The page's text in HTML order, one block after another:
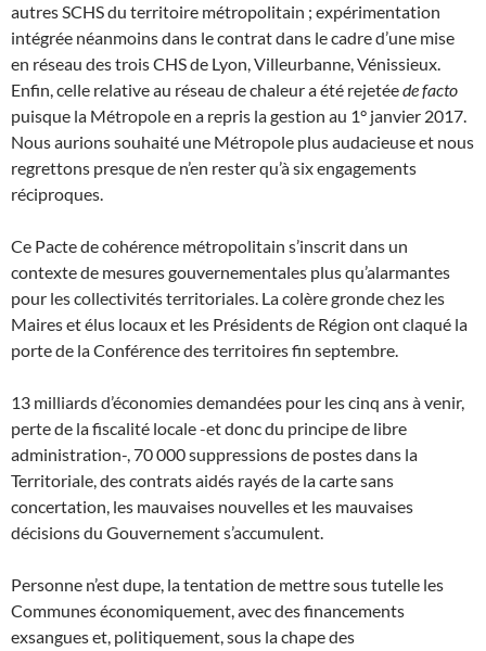
autres SCHS du territoire métropolitain ; expérimentation
intégrée néanmoins dans le contrat dans le cadre d’une mise
en réseau des trois CHS de Lyon, Villeurbanne, Vénissieux.
Enfin, celle relative au réseau de chaleur a été rejetéede facto
puisque la Métropole en a repris la gestion au 1° janvier 2017.
Nous aurions souhaité une Métropole plus audacieuse et nous
regrettons presque de n’en rester qu’à six engagements
réciproques.
Ce Pacte de cohérence métropolitain s’inscrit dans un
contexte de mesures gouvernementales plus qu’alarmantes
pour les collectivités territoriales. La colère gronde chez les
Maires et élus locaux et les Présidents de Région ont claqué la
porte de la Conférence des territoires fin septembre.
13 milliards d’économies demandées pour les cinq ans à venir,
perte de la fiscalité locale -et donc du principe de libre
administration-, 70 000 suppressions de postes dans la
Territoriale, des contrats aidés rayés de la carte sans
concertation, les mauvaises nouvelles et les mauvaises
décisions du Gouvernement s’accumulent.
Personne n’est dupe, la tentation de mettre sous tutelle les
Communes économiquement, avec des financements
exsangues et, politiquement, sous la chape des